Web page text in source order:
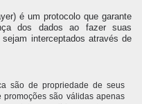
é um protocolo que garante
dos dados ao fazer suas
interceptados através de
são de propriedade de seus
promoções são válidas apenas